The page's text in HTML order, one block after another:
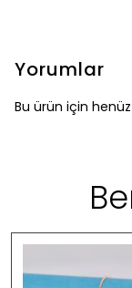
Yorumlar
Bu ürün için